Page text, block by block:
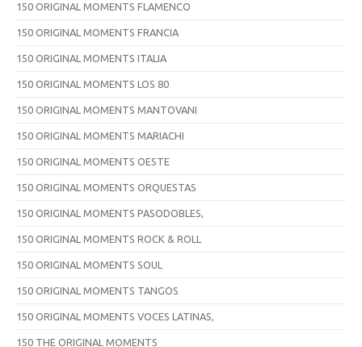
150 ORIGINAL MOMENTS FLAMENCO
150 ORIGINAL MOMENTS FRANCIA
150 ORIGINAL MOMENTS ITALIA
150 ORIGINAL MOMENTS LOS 80
150 ORIGINAL MOMENTS MANTOVANI
150 ORIGINAL MOMENTS MARIACHI
150 ORIGINAL MOMENTS OESTE
150 ORIGINAL MOMENTS ORQUESTAS
150 ORIGINAL MOMENTS PASODOBLES,
150 ORIGINAL MOMENTS ROCK & ROLL
150 ORIGINAL MOMENTS SOUL
150 ORIGINAL MOMENTS TANGOS
150 ORIGINAL MOMENTS VOCES LATINAS,
150 THE ORIGINAL MOMENTS